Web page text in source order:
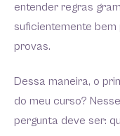
entender regras
suficientemente
provas.
Dessa maneira, o
do meu curso?
pergunta deve ser: